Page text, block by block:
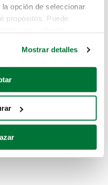
opción de seleccionar
propósitos. Puede
su ubicación geográfica
activamente
específicas (huellas
cómo se procesan sus
Mostrar detalles
que estás
enlaces: